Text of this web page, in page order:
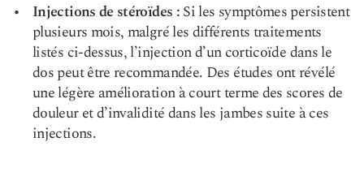
Injections de stéroïdes :Si les symptômes persistent
plusieurs mois, malgré les différents traitements
listés ci-dessus, l’injection d’un corticoïde dans le
dos peut être recommandée. Des études ont révélé
une légère amélioration à court terme des scores de
douleur et d’invalidité dans les jambes suite à ces
injections.